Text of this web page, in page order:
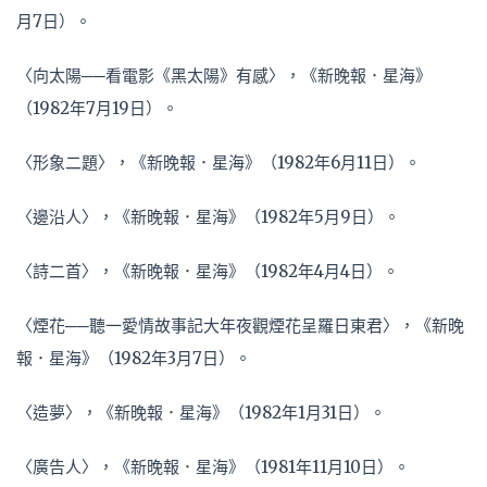
月7日）。
〈向太陽──看電影《黑太陽》有感〉，《新晚報．星海》
（1982年7月19日）。
〈形象二題〉，《新晚報．星海》（1982年6月11日）。
〈邊沿人〉，《新晚報．星海》（1982年5月9日）。
〈詩二首〉，《新晚報．星海》（1982年4月4日）。
〈煙花──聽一愛情故事記大年夜觀煙花呈羅日東君〉，《新晚
報．星海》（1982年3月7日）。
〈造夢〉，《新晚報．星海》（1982年1月31日）。
〈廣告人〉，《新晚報．星海》（1981年11月10日）。